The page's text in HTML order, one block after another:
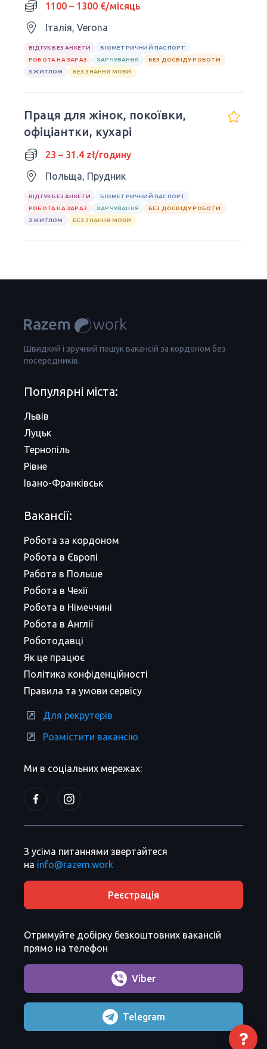
1100 – 1300 €/місяць
Італія, Verona
ВІДГУК БЕЗ АНКЕТИ
БІОМЕТРИЧНИЙ ПАСПОРТ
РОБОТА НА ЗАРАЗ
ХАРЧУВАННЯ
БЕЗ ДОСВІДУ РОБОТИ
З ЖИТЛОМ
БЕЗ ЗНАННЯ МОВИ
Праця для жінок, покоївки,
офіціантки, кухарі
23 – 31.4 zł/годину
Польща, Прудник
ВІДГУК БЕЗ АНКЕТИ
БІОМЕТРИЧНИЙ ПАСПОРТ
РОБОТА НА ЗАРАЗ
ХАРЧУВАННЯ
БЕЗ ДОСВІДУ РОБОТИ
З ЖИТЛОМ
БЕЗ ЗНАННЯ МОВИ
Швидкий і зручний пошук вакансій за кордоном без
посередників.
Ми в соціальних мережах:
Популярні міста:
Львів
Луцьк
Тернопіль
Рівне
Івано-Франківськ
Вакансії:
Робота за кордоном
Робота в Європі
Работа в Польше
Робота в Чехії
Робота в Німеччині
Робота в Англії
Роботодавці
Як це працює
Політика конфіденційності
Правила та умови сервісу
Для рекрутерів
Розмістити вакансію
З усіма питаннями звертайтеся
на info@razem.work
Реєстрація
Отримуйте добірку безкоштовних вакансій
прямо на телефон
Viber
Telegram